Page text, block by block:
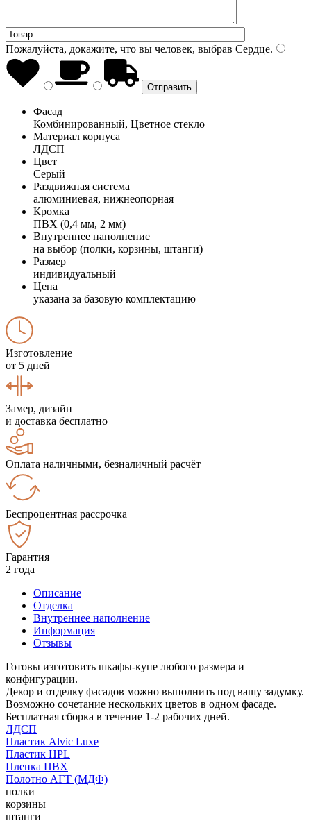
Пожалуйста, докажите, что вы человек, выбрав Сердце.
Фасад
Комбинированный, Цветное стекло
Материал корпуса
ЛДСП
Цвет
Серый
Раздвижная система
алюминиевая, нижнеопорная
Кромка
ПВХ (0,4 мм, 2 мм)
Внутреннее наполнение
на выбор (полки, корзины, штанги)
Размер
индивидуальный
Цена
указана за базовую комплектацию
Изготовление
от 5 дней
Замер, дизайн
и доставка бесплатно
Оплата наличными, безналичный расчёт
Беспроцентная рассрочка
Гарантия
2 года
Описание
Отделка
Внутреннее наполнение
Информация
Отзывы
Готовы изготовить шкафы-купе любого размера и
конфигурации.
Декор и отделку фасадов можно выполнить под вашу задумку.
Возможно сочетание нескольких цветов в одном фасаде.
Бесплатная сборка в течение 1-2 рабочих дней.
ЛДСП
Пластик Alvic Luxe
Пластик HPL
Пленка ПВХ
Полотно АГТ (МДФ)
полки
корзины
штанги